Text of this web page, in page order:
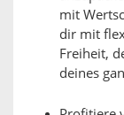
mit
dir mit
Freiheit,
deines